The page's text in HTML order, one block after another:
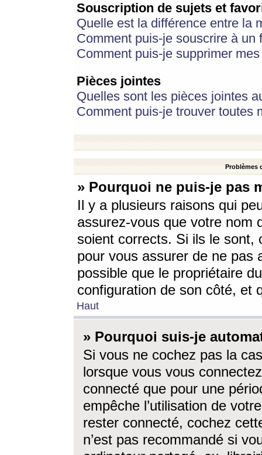
Souscription de sujets et
Quelle est la différence entre la
Comment puis-je souscrire à
Comment puis-je supprimer
Pièces jointes
Quelles sont les pièces jointes
Comment puis-je trouver toutes
Problèmes
» Pourquoi ne puis-je pas
Il y a plusieurs raisons qui
assurez-vous que votre nom
soient corrects. Si ils le sont,
pour vous assurer de ne pas
possible que le propriétaire
configuration de son côté, et
Haut
» Pourquoi suis-je
Si vous ne cochez pas la
lorsque vous vous
connecté que pour une
empêche l’utilisation de
rester connecté, cochez
n’est pas recommandé si